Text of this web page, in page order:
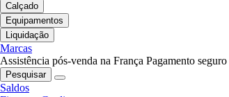
Calçado
Equipamentos
Liquidação
Marcas
Assistência pós-venda na França Pagamento seguro
Pesquisar
Saldos